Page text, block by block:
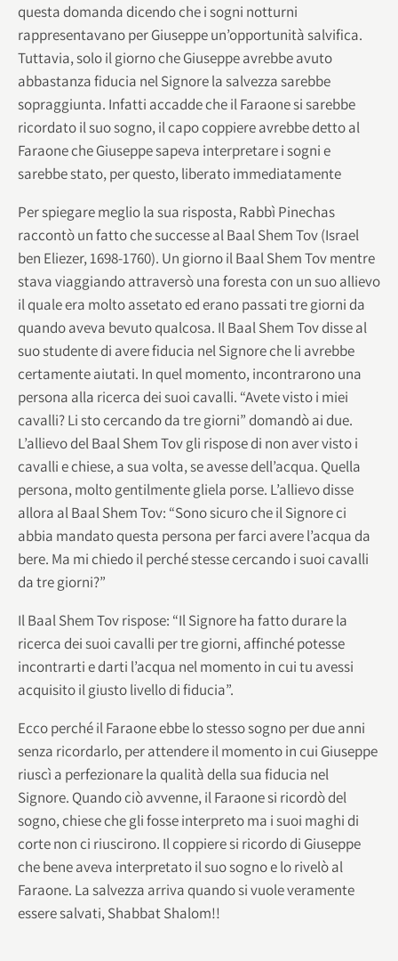
questa domanda dicendo che i sogni notturni
rappresentavano per Giuseppe un’opportunità salvifica.
Tuttavia, solo il giorno che Giuseppe avrebbe avuto
abbastanza fiducia nel Signore la salvezza sarebbe
sopraggiunta. Infatti accadde che il Faraone si sarebbe
ricordato il suo sogno, il capo coppiere avrebbe detto al
Faraone che Giuseppe sapeva interpretare i sogni e
sarebbe stato, per questo, liberato immediatamente
Per spiegare meglio la sua risposta, Rabbì Pinechas
raccontò un fatto che successe al Baal Shem Tov (Israel
ben Eliezer, 1698-1760). Un giorno il Baal Shem Tov mentre
stava viaggiando attraversò una foresta con un suo allievo
il quale era molto assetato ed erano passati tre giorni da
quando aveva bevuto qualcosa. Il Baal Shem Tov disse al
suo studente di avere fiducia nel Signore che li avrebbe
certamente aiutati. In quel momento, incontrarono una
persona alla ricerca dei suoi cavalli. “Avete visto i miei
cavalli? Li sto cercando da tre giorni” domandò ai due.
L’allievo del Baal Shem Tov gli rispose di non aver visto i
cavalli e chiese, a sua volta, se avesse dell’acqua. Quella
persona, molto gentilmente gliela porse. L’allievo disse
allora al Baal Shem Tov: “Sono sicuro che il Signore ci
abbia mandato questa persona per farci avere l’acqua da
bere. Ma mi chiedo il perché stesse cercando i suoi cavalli
da tre giorni?”
Il Baal Shem Tov rispose: “Il Signore ha fatto durare la
ricerca dei suoi cavalli per tre giorni, affinché potesse
incontrarti e darti l’acqua nel momento in cui tu avessi
acquisito il giusto livello di fiducia”.
Ecco perché il Faraone ebbe lo stesso sogno per due anni
senza ricordarlo, per attendere il momento in cui Giuseppe
riuscì a perfezionare la qualità della sua fiducia nel
Signore. Quando ciò avvenne, il Faraone si ricordò del
sogno, chiese che gli fosse interpreto ma i suoi maghi di
corte non ci riuscirono. Il coppiere si ricordo di Giuseppe
che bene aveva interpretato il suo sogno e lo rivelò al
Faraone. La salvezza arriva quando si vuole veramente
essere salvati, Shabbat Shalom!!